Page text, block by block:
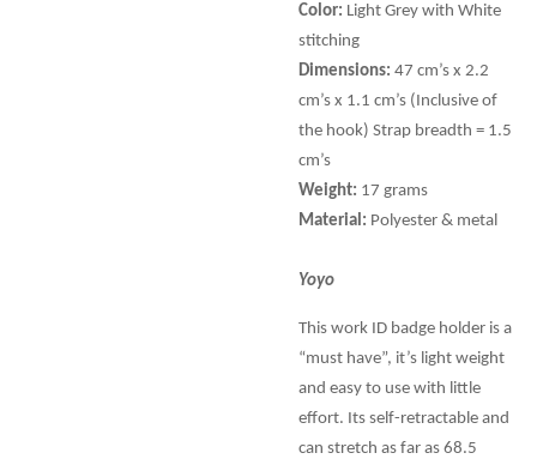
Color: Light Grey with White
stitching
Dimensions: 47 cm’s x 2.2
cm’s x 1.1 cm’s (Inclusive of
the hook) Strap breadth = 1.5
cm’s
Weight: 17 grams
Material: Polyester & metal
Yoyo
This work ID badge holder is a
“must have”, it’s light weight
and easy to use with little
effort. Its self-retractable and
can stretch as far as 68.5